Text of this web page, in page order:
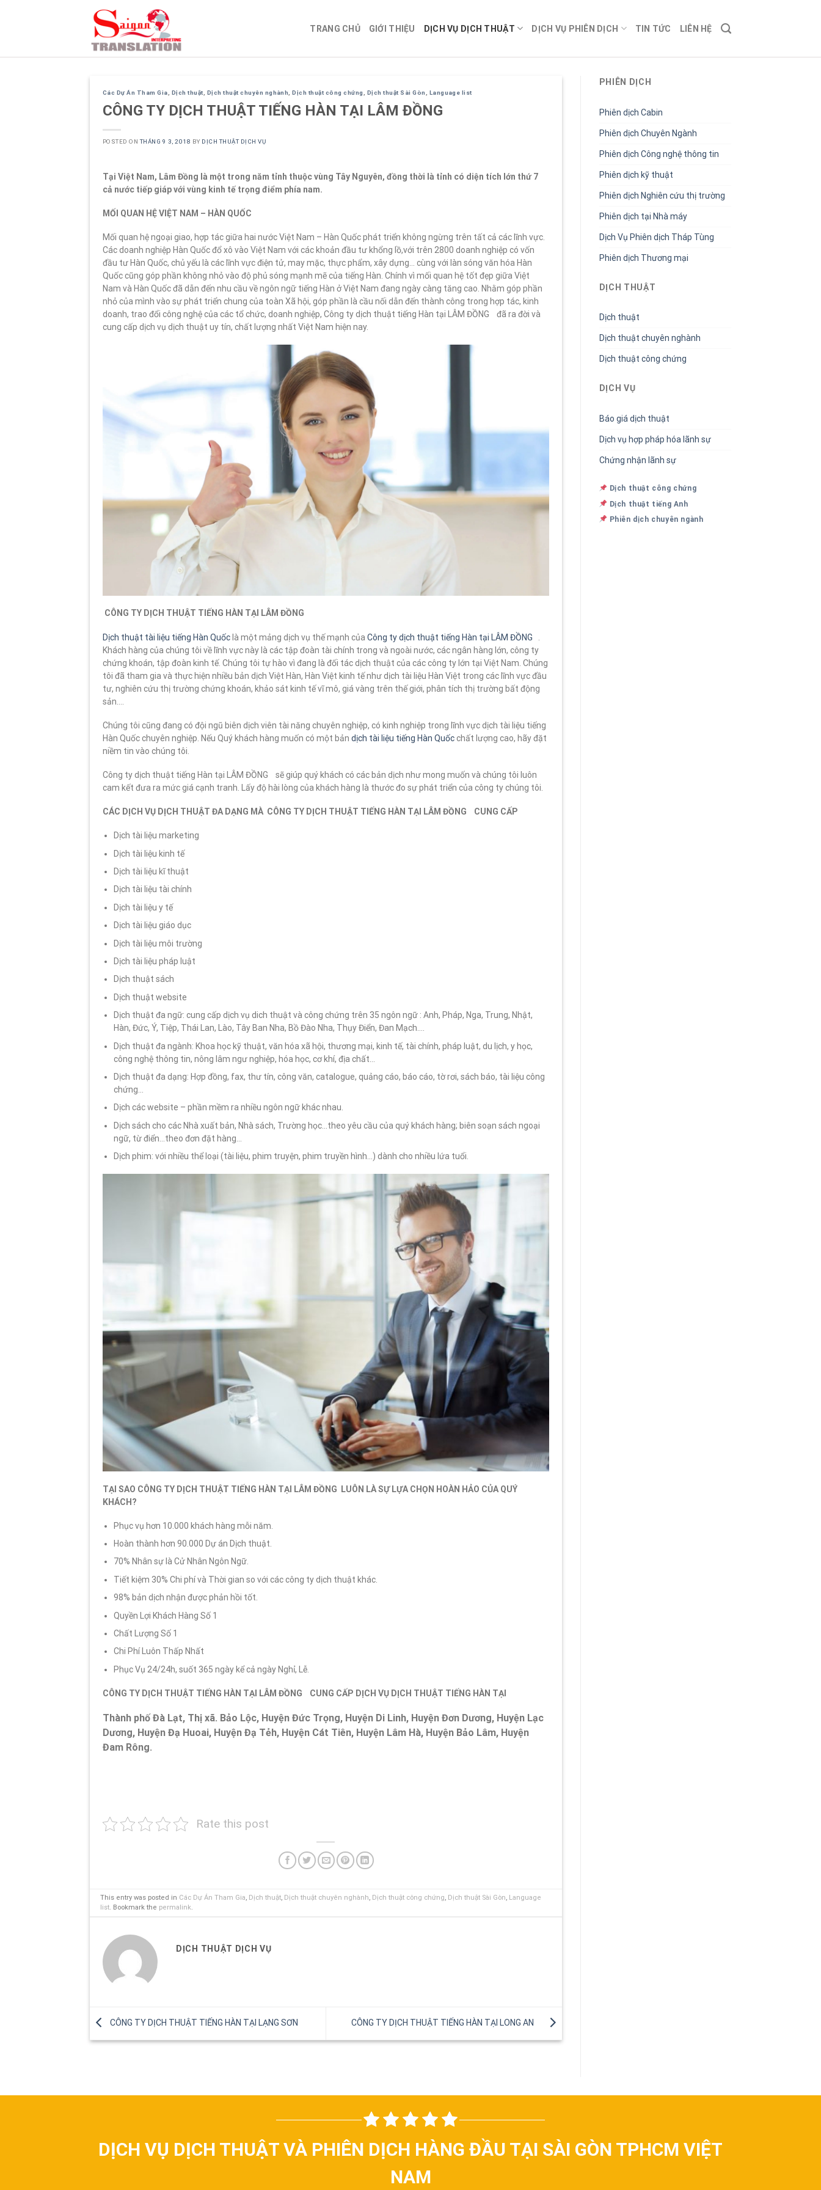
TRANG CHỦ GIỚI THIỆU DỊCH VỤ DỊCH THUẬT DỊCH VỤ PHIÊN DỊCH TIN TỨC LIÊN HỆ
Các Dự Án Tham Gia Dịch thuật Dịch thuật chuyên nghành ,Dịch thuật công chứng Dịch thuật Sài Gòn Language list
CÔNG TY DỊCH THUẬT TIẾNG HÀN TẠI LÂM ĐỒNG
POSTED ONTHÁNG 9 3, 2018 BY DỊCH THUẬT DỊCH VỤ
Tại Việt Nam, Lâm Đồng là một trong năm tỉnh thuộc vùng Tây Nguyên, đồng thời là tỉnh có diện tích lớn thứ 7
cả nước tiếp giáp với vùng kinh tế trọng điểm phía nam.
MỐI QUAN HỆ VIỆT NAM – HÀN QUỐC
Mối quan hệ ngoại giao, hợp tác giữa hai nước Việt Nam – Hàn Quốc phát triển không ngừng trên tất cả các lĩnh vực.
Các doanh nghiệp Hàn Quốc đổ xô vào Việt Nam với các khoản đầu tư khổng lồ,với trên 2800 doanh nghiệp có vốn
đầu tư Hàn Quốc, chủ yếu là các lĩnh vực điện tử, may mặc, thực phẩm, xây dựng… cùng với làn sóng văn hóa Hàn
Quốc cũng góp phần không nhỏ vào độ phủ sóng mạnh mẽ của tiếng Hàn. Chính vì mối quan hệ tốt đẹp giữa Việt
Nam và Hàn Quốc đã dẫn đến nhu cầu về ngôn ngữ tiếng Hàn ở Việt Nam đang ngày càng tăng cao. Nhằm góp phần
nhỏ của mình vào sự phát triển chung của toàn Xã hội, góp phần là cầu nối dẫn đến thành công trong hợp tác, kinh
doanh, trao đổi công nghệ của các tổ chức, doanh nghiệp, Công ty dịch thuật tiếng Hàn tại LÂM ĐỒNG đã ra đời và
cung cấp dịch vụ dịch thuật uy tín, chất lượng nhất Việt Nam hiện nay.
CÔNG TY DỊCH THUẬT TIẾNG HÀN TẠI LÂM ĐỒNG
Dịch thuật tài liệu tiếng Hàn Quốclà một mảng dịch vụ thế mạnh của Công ty dịch thuật tiếng Hàn tại LÂM ĐỒNG
Khách hàng của chúng tôi về lĩnh vực này là các tập đoàn tài chính trong và ngoài nước, các ngân hàng lớn, công ty
chứng khoán, tập đoàn kinh tế. Chúng tôi tự hào vì đang là đối tác dịch thuật của các công ty lớn tại Việt Nam. Chúng
tôi đã tham gia và thực hiện nhiều bản dịch Việt Hàn, Hàn Việt kinh tế như dịch tài liệu Hàn Việt trong các lĩnh vực đầu
tư, nghiên cứu thị trường chứng khoán, khảo sát kinh tế vĩ mô, giá vàng trên thế giới, phân tích thị trường bất động
sản….
Chúng tôi cũng đang có đội ngũ biên dịch viên tài năng chuyên nghiệp, có kinh nghiệp trong lĩnh vực dịch tài liệu tiếng
Hàn Quốc chuyên nghiệp. Nếu Quý khách hàng muốn có một bản dịch tài liệu tiếng Hàn Quốcchất lượng cao, hãy đặt
niềm tin vào chúng tôi.
Công ty dịch thuật tiếng Hàn tại LÂM ĐỒNG sẽ giúp quý khách có các bản dịch như mong muốn và chúng tôi luôn
cam kết đưa ra mức giá cạnh tranh. Lấy độ hài lòng của khách hàng là thước đo sự phát triển của công ty chúng tôi.
CÁC DỊCH VỤ DỊCH THUẬT ĐA DẠNG MÀ CÔNG TY DỊCH THUẬT TIẾNG HÀN TẠI LÂM ĐỒNG CUNG CẤP
Dịch tài liệu marketing
Dịch tài liệu kinh tế
Dịch tài liệu kĩ thuật
Dịch tài liệu tài chính
Dịch tài liệu y tế
Dịch tài liệu giáo dục
Dịch tài liệu môi trường
Dịch tài liệu pháp luật
Dịch thuật sách
Dịch thuật website
Dịch thuật đa ngữ: cung cấp dịch vụ dich thuật và công chứng trên 35 ngôn ngữ : Anh, Pháp, Nga, Trung, Nhật,
Hàn, Đức, Ý, Tiệp, Thái Lan, Lào, Tây Ban Nha, Bồ Đào Nha, Thụy Điển, Đan Mạch….
Dịch thuật đa ngành: Khoa học kỹ thuật, văn hóa xã hội, thương mại, kinh tế, tài chính, pháp luật, du lịch, y học,
công nghệ thông tin, nông lâm ngư nghiệp, hóa học, cơ khí, địa chất…
Dịch thuật đa dạng: Hợp đồng, fax, thư tín, công văn, catalogue, quảng cáo, báo cáo, tờ rơi, sách báo, tài liệu công
chứng…
Dịch các website – phần mềm ra nhiều ngôn ngữ khác nhau.
Dịch sách cho các Nhà xuất bản, Nhà sách, Trường học…theo yêu cầu của quý khách hàng; biên soạn sách ngoại
ngữ, từ điển…theo đơn đặt hàng…
Dịch phim: với nhiều thể loại (tài liệu, phim truyện, phim truyền hình…) dành cho nhiều lứa tuổi.
TẠI SAO CÔNG TY DỊCH THUẬT TIẾNG HÀN TẠI LÂM ĐỒNG LUÔN LÀ SỰ LỰA CHỌN HOÀN HẢO CỦA QUÝ
KHÁCH?
Phục vụ hơn 10.000 khách hàng mỗi năm.
Hoàn thành hơn 90.000 Dự án Dịch thuật.
70% Nhân sự là Cử Nhân Ngôn Ngữ.
Tiết kiệm 30% Chi phí và Thời gian so với các công ty dịch thuật khác.
98% bản dịch nhận được phản hồi tốt.
Quyền Lợi Khách Hàng Số 1
Chất Lượng Số 1
Chi Phí Luôn Thấp Nhất
Phục Vụ 24/24h, suốt 365 ngày kể cả ngày Nghỉ, Lễ.
CÔNG TY DỊCH THUẬT TIẾNG HÀN TẠI LÂM ĐỒNG CUNG CẤP DỊCH VỤ DỊCH THUẬT TIẾNG HÀN TẠI
Thành phố Đà Lạt, Thị xã. Bảo Lộc, Huyện Đức Trọng, Huyện Di Linh, Huyện Đơn Dương, Huyện Lạc
Dương, Huyện Đạ Huoai, Huyện Đạ Tẻh, Huyện Cát Tiên, Huyện Lâm Hà, Huyện Bảo Lâm, Huyện
Đam Rông.
Rate this post
This entry was posted in Các Dự Án Tham Gia, Dịch thuật, Dịch thuật chuyên nghành, Dịch thuật công chứng, Dịch thuật Sài Gòn, Language
list. Bookmark the permalink.
DỊCH THUẬT DỊCH VỤ
CÔNG TY DỊCH THUẬT TIẾNG HÀN TẠI LẠNG SƠN CÔNG TY DỊCH THUẬT TIẾNG HÀN TẠI LONG AN
PHIÊN DỊCH
Phiên dịch Cabin
Phiên dịch Chuyên Ngành
Phiên dịch Công nghệ thông tin
Phiên dịch kỹ thuật
Phiên dịch Nghiên cứu thị trường
Phiên dịch tại Nhà máy
Dịch Vụ Phiên dịch Tháp Tùng
Phiên dịch Thương mại
DỊCH THUẬT
Dịch thuật
Dịch thuật chuyên nghành
Dịch thuật công chứng
DỊCH VỤ
Báo giá dịch thuật
Dịch vụ hợp pháp hóa lãnh sự
Chứng nhận lãnh sự
Dịch thuật công chứng
Dịch thuật tiếng Anh
Phiên dịch chuyên ngành
DỊCH VỤ DỊCH THUẬT VÀ PHIÊN DỊCH HÀNG ĐẦU TẠI SÀI GÒN TPHCM VIỆT
NAM